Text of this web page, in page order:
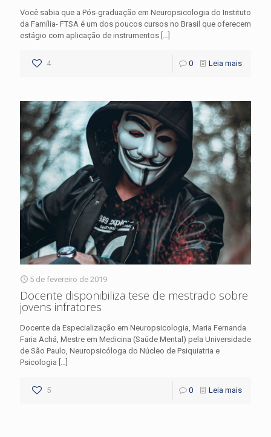
Você sabia que a Pós-graduação em Neuropsicologia do Instituto
da Família- FTSA é um dos poucos cursos no Brasil que oferecem
estágio com aplicação de instrumentos […]
4 0 Leia mais
5 de fevereiro de 2019
Docente disponibiliza tese de mestrado sobre
jovens infratores
Docente da Especialização em Neuropsicologia, Maria Fernanda
Faria Achá, Mestre em Medicina (Saúde Mental) pela Universidade
de São Paulo, Neuropsicóloga do Núcleo de Psiquiatria e
Psicologia
5 0 Leia mais